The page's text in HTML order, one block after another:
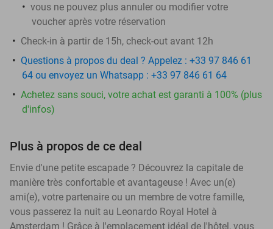
vous ne pouvez plus annuler ou modifier votre
voucher après votre réservation
Check-in à partir de 15h, check-out avant 12h
Questions à propos du deal ? Appelez : +33 97 846 61
64 ou envoyez un Whatsapp : +33 97 846 61 64
Achetez sans souci, votre achat est garanti à 100% (plus
d'infos)
Plus à propos de ce deal
Envie d'une petite escapade ? Découvrez la capitale de
manière très confortable et avantageuse ! Avec un(e)
ami(e), votre partenaire ou un membre de votre famille,
vous passerez la nuit au Leonardo Royal Hotel à
Amsterdam ! Grâce à l'emplacement idéal de l'hôtel, vous